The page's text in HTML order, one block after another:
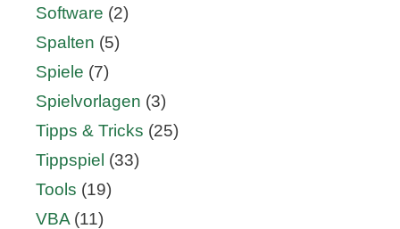
Software (2)
Spalten (5)
Spiele (7)
Spielvorlagen (3)
Tipps & Tricks (25)
Tippspiel (33)
Tools (19)
VBA (11)